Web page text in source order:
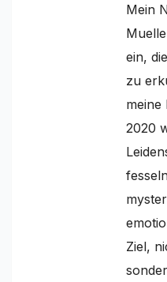
Mein
ein,
zu
meine
2020
Ziel,